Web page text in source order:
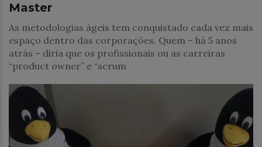
Master
As metodologias ágeis tem conquistado cada vez mais
espaço dentro das corporações. Quem – há 5 anos
atrás – diria que os profissionais ou as carreiras
“product owner” e “scrum